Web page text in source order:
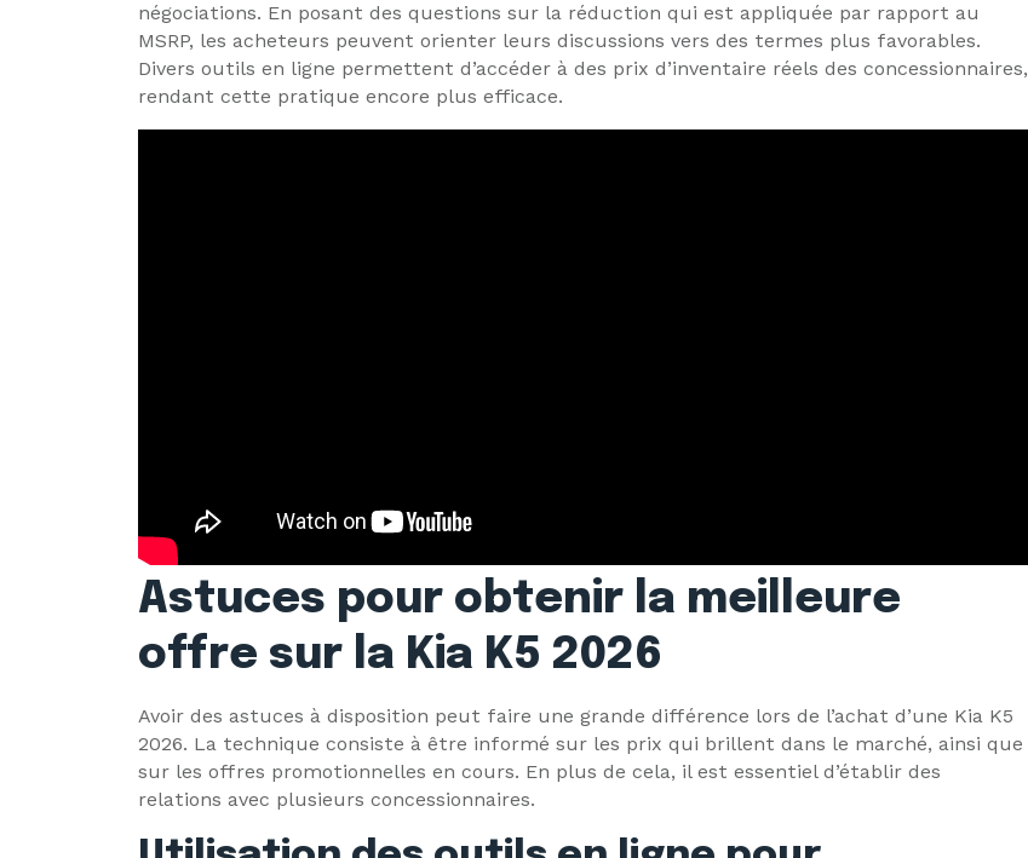
négociations. En posant des questions sur la réduction qui est appliquée par rapport au
MSRP, les acheteurs peuvent orienter leurs discussions vers des termes plus favorables.
Divers outils en ligne permettent d’accéder à des prix d’inventaire réels des concessionnaires,
rendant cette pratique encore plus efficace.
Astuces pour obtenir la meilleure
offre sur la Kia K5 2026
Avoir des astuces à disposition peut faire une grande différence lors de l’achat d’une Kia K5
2026. La technique consiste à être informé sur les prix qui brillent dans le marché, ainsi que
sur les offres promotionnelles en cours. En plus de cela, il est essentiel d’établir des
relations avec plusieurs concessionnaires.